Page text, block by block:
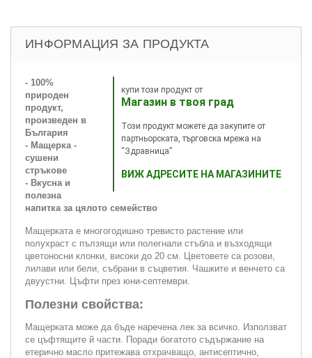
ИНФОРМАЦИЯ ЗА ПРОДУКТА
купи този продукт от
Магазин в твоя град
Този продукт можете да закупите от
партньорската, търговска мрежа на
“Здравница”
ВИЖ АДРЕСИТЕ НА МАГАЗИНИТЕ
- 100%
природен
продукт,
произведен в
България
- Мащерка -
сушени
стръкове
- Вкусна и
полезна
напитка за цялото семейство
Мащерката е многогодишно тревисто растение или
полухраст с пълзящи или полегнали стъбла и възходящи
цветоносни клонки, високи до 20 см. Цветовете са розови,
лилави или бели, събрани в съцветия. Чашките и венчето са
двуустни. Цъфти през юни-септември.
Полезни свойства:
Мащерката може да бъде наречена лек за всичко. Използват
се цъфтящите й части. Поради богатото съдържание на
етерично масло притежава отхрачващо, антисептично,